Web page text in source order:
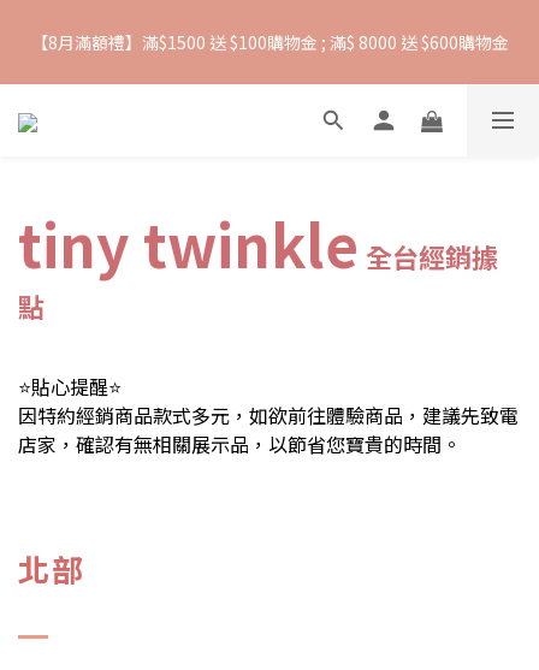
抵抗熱浪必備用品︱滿$2500贈 Farlin EDI超純水溼紙巾
【8月滿額禮】滿$1500 送 $100購物金 ; 滿$ 8000 送 $600購物金
【爸氣一夏 】推車汽座 滿 $5000 送$ 388  滿 $10,000 送 $888 購
tiny twinkle 全台經銷據
點
⭐貼心提醒⭐
因特約經銷商品款式多元，如欲前往體驗商品，建議先致電
店家，確認有無相關展示品，以節省您寶貴的時間。
北部